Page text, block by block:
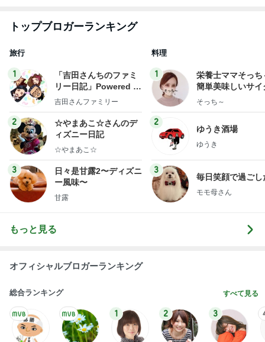
トップブロガーランキング
旅行
1
「吉田さんちのファミ
リー日記」Powered b
y Ameba 吉田さんファ
ログ
吉田さんファミリー
2
☆やまあこ☆さんのデ
ィズニー日記
☆やまあこ☆
3
日々是甘露2〜ディズニ
ー風味〜
甘露
料理
1
栄養士ママそっち
簡単美味しいサイ
献立
そっち～
2
ゆうき酒場
ゆうき
3
毎日笑顔で過ごし
モモ母さん
もっと見る
オフィシャルブロガーランキング
総合ランキング すべて見る
1 2 3